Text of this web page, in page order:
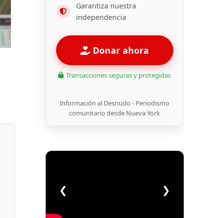
Garantiza nuestra
independencia
Donar ahora
Transacciones seguras y protegidas
Información al Desnudo - Periodismo
comunitario desde Nueva York
❮ ❯